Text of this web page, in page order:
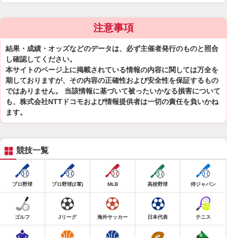
注意事項
結果・成績・オッズなどのデータは、必ず主催者発行のものと照合
し確認してください。
本サイトのページ上に掲載されている情報の内容に関しては万全を
期しておりますが、その内容の正確性および安全性を保証するもの
ではありません。 当該情報に基づいて被ったいかなる損害について
も、株式会社NTTドコモおよび情報提供者は一切の責任を負いかね
ます。
競技一覧
プロ野球 プロ野球(2軍) MLB 高校野球 侍ジャパン
ゴルフ Jリーグ 海外サッカー 日本代表 テニス